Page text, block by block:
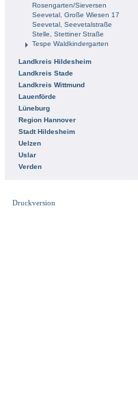
Rosengarten/Sieversen
Seevetal, Große Wiesen 17
Seevetal, Seevetalstraße
Stelle, Stettiner Straße
Tespe Waldkindergarten
Landkreis Hildesheim
Landkreis Stade
Landkreis Wittmund
Lauenförde
Lüneburg
Region Hannover
Stadt Hildesheim
Uelzen
Uslar
Verden
Druckversion